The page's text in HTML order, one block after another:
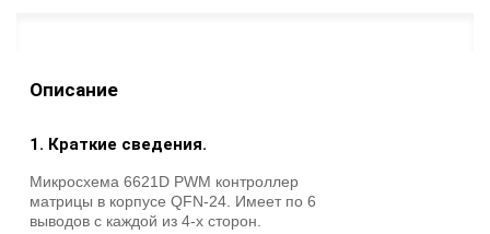
Описание
1. Краткие сведения.
Микросхема 6621D PWM контроллер
матрицы в корпусе QFN-24. Имеет по 6
выводов с каждой из 4-х сторон.